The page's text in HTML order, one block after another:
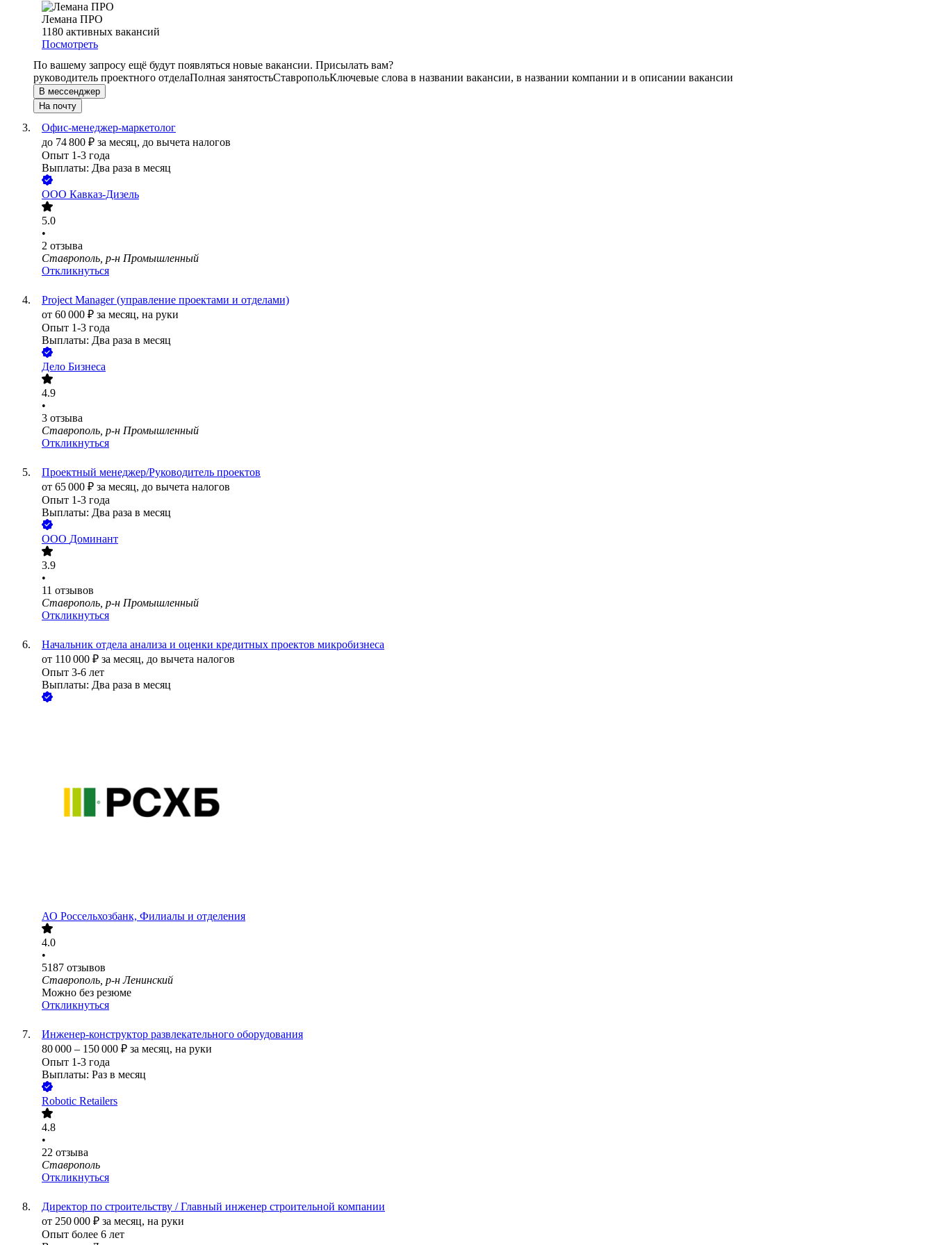
Лемана ПРО
1180 активных вакансий
Посмотреть
По вашему запросу ещё будут появляться новые вакансии. Присылать вам?
руководитель проектного отделаПолная занятостьСтавропольКлючевые слова в названии вакансии, в названии компании и в описании вакансии
В мессенджер
На почту
Офис-менеджер-маркетолог
до 74 800 ₽ за месяц, до вычета налогов
Опыт 1-3 года
Выплаты: Два раза в месяц
ООО Кавказ-Дизель
5.0
•
2 отзыва
Ставрополь, р-н Промышленный
Откликнуться
Project Manager (управление проектами и отделами)
от 60 000 ₽ за месяц, на руки
Опыт 1-3 года
Выплаты: Два раза в месяц
Дело Бизнеса
4.9
•
3 отзыва
Ставрополь, р-н Промышленный
Откликнуться
Проектный менеджер/Руководитель проектов
от 65 000 ₽ за месяц, до вычета налогов
Опыт 1-3 года
Выплаты: Два раза в месяц
ООО Доминант
3.9
•
11 отзывов
Ставрополь, р-н Промышленный
Откликнуться
Начальник отдела анализа и оценки кредитных проектов микробизнеса
от 110 000 ₽ за месяц, до вычета налогов
Опыт 3-6 лет
Выплаты: Два раза в месяц
АО Россельхозбанк, Филиалы и отделения
4.0
•
5187 отзывов
Ставрополь, р-н Ленинский
Можно без резюме
Откликнуться
Инженер-конструктор развлекательного оборудования
80 000 – 150 000 ₽ за месяц, на руки
Опыт 1-3 года
Выплаты: Раз в месяц
Robotic Retailers
4.8
•
22 отзыва
Ставрополь
Откликнуться
Директор по строительству / Главный инженер строительной компании
от 250 000 ₽ за месяц, на руки
Опыт более 6 лет